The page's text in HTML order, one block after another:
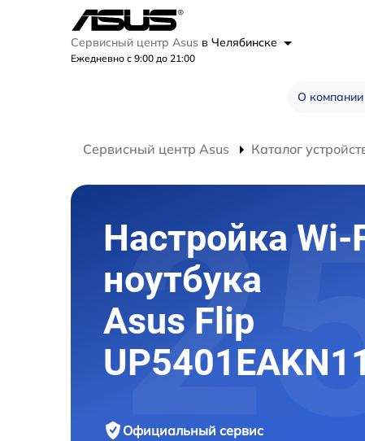
Сервисный центр Asus в Челябинске
Ежедневно с 9:00 до 21:00
О компании
Сервисный центр Asus Каталог
Настройка Wi-
ноутбука
Asus Flip
Официальный сервис